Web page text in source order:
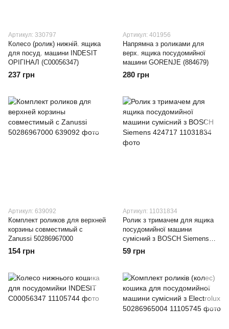
Артикул: 330797
Колесо (ролик) нижній. ящика
для посуд. машини INDESIT
ОРІГІНАЛ (C00056347)
237 грн
Артикул: 401956
Напрямна з роликами для
верх. ящика посудомийної
машини GORENJE (884679)
280 грн
Артикул: 639092
Комплект роликов для верхней
корзины совместимый с
Zanussi 50286967000
154 грн
Артикул: 11031834
Ролик з тримачем для ящика
посудомийної машини
сумісний з BOSCH Siemens
424717
59 грн